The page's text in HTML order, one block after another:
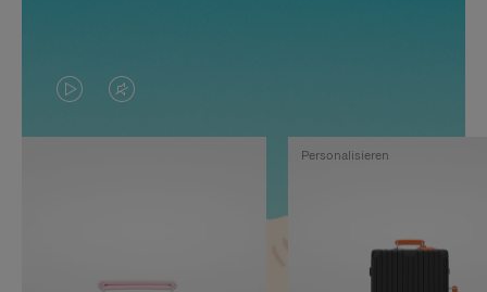
DAS
VIDEO
VIDEO
IST
Personalisieren